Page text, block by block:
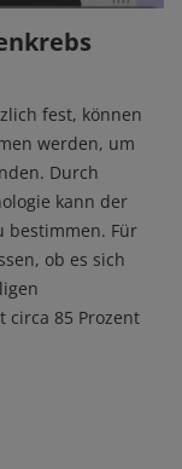
fest, können
werden, um
Durch
kann der
bestimmen. Für
ob es sich
circa 85 Prozent